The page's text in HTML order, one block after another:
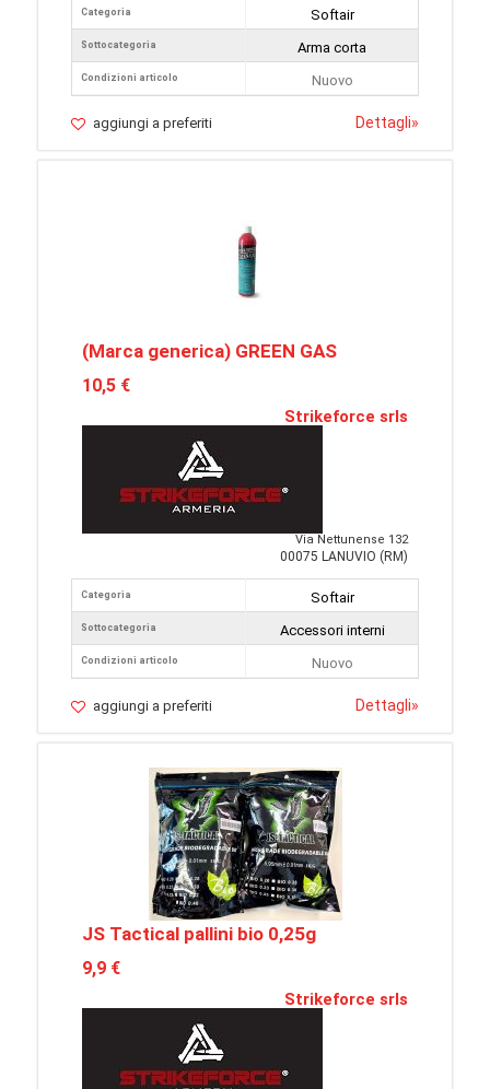
Categoria
Sottocategoria
Condizioni articolo
Softair
Arma corta
Nuovo
aggiungi a preferiti Dettagli»
(Marca generica) GREEN GAS
10,5 €
Strikeforce srls
Via Nettunense 132
00075 LANUVIO (RM)
Categoria
Sottocategoria
Condizioni articolo
Softair
Accessori interni
Nuovo
aggiungi a preferiti Dettagli»
JS Tactical pallini bio 0,25g
9,9 €
Strikeforce srls